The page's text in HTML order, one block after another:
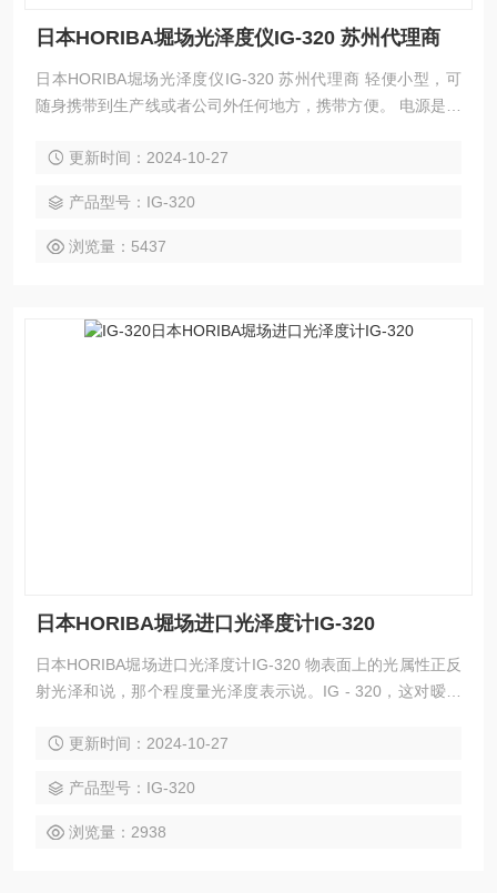
日本HORIBA堀场光泽度仪IG-320 苏州代理商
日本HORIBA堀场光泽度仪IG-320 苏州代理商 轻便小型，可
随身携带到生产线或者公司外任何地方，携带方便。 电源是易
现高性价比
更新时间：2024-10-27
产品型号：IG-320
浏览量：5437
日本HORIBA堀场进口光泽度计IG-320
日本HORIBA堀场进口光泽度计IG-320 物表面上的光属性正反
射光泽和说，那个程度量光泽度表示说。IG - 320，这对暧昧
更新时间：2024-10-27
产品型号：IG-320
浏览量：2938